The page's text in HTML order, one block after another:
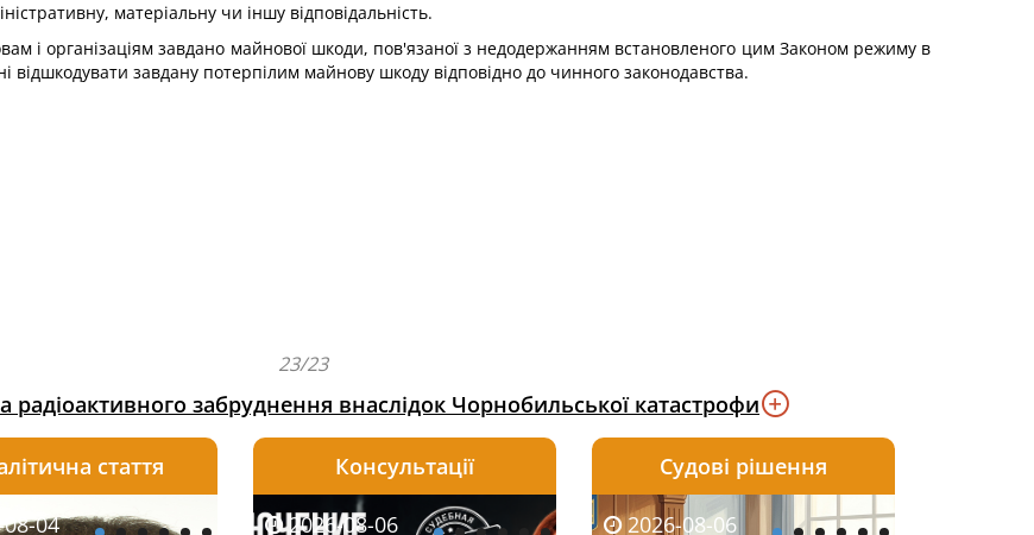
матеріальну чи іншу відповідальність.
і організаціям завдано майнової шкоди, пов'язаної з недодержанням встановленого цим Законом режиму в
завдану потерпілим майнову шкоду відповідно до чинного законодавства.
23/23
забруднення внаслідок Чорнобильської катастрофи
2026-08-06 2026-08-05 2026-08-05
стаття
08-04 2026-08-04 2026-08-03 2026-08-03
Консультації
08-05 2026-08-06 2026-08-06 2026-08-06
Судові рішення
2026-07-30 2026-08-06